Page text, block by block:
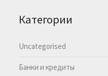
Категории
Uncategorised
Банки и кредиты